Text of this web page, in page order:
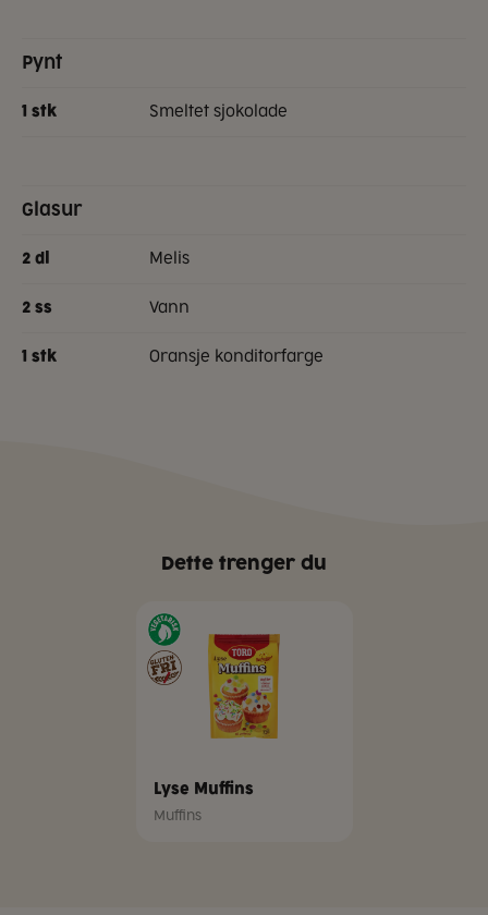
Pynt
1 stk smeltet sjokolade
Glasur
2 dl melis
2 ss vann
1 stk oransje konditorfarge
Dette trenger du
Lyse Muffins
Muffins